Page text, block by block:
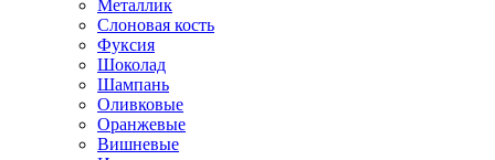
Металлик
Слоновая кость
Фуксия
Шоколад
Шампань
Оливковые
Оранжевые
Вишневые